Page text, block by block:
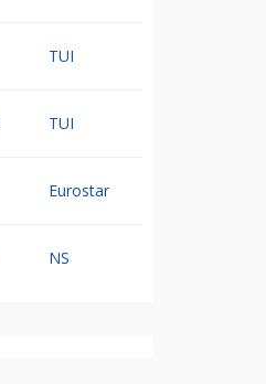
TUI
TUI
Eurostar
NS